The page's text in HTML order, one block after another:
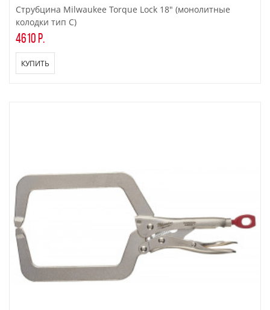
Струбцина Milwaukee Torque Lock 18" (монолитные
колодки тип C)
4610 р.
КУПИТЬ